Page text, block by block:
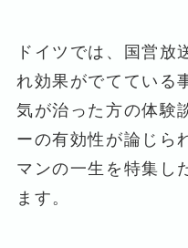
ドイツでは、国営放
れ効果がでてている
気が治った方の体験
ーの有効性が論じら
マンの一生を特集し
ます。